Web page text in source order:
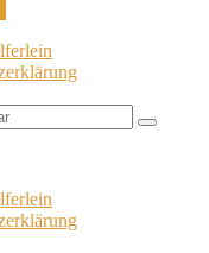
Search